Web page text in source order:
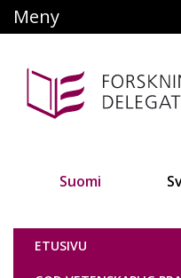
Main navigation
Meny
Suomi
ETUSIVU